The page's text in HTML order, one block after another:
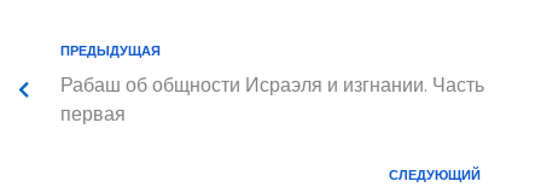
ПРЕДЫДУЩАЯ
Рабаш об общности Исраэля и изгнании. Часть
первая
СЛЕДУЮЩИЙ